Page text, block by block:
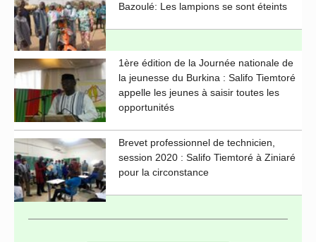
Bazoulé: Les lampions se sont éteints
1ère édition de la Journée nationale de
la jeunesse du Burkina : Salifo Tiemtoré
appelle les jeunes à saisir toutes les
opportunités
Brevet professionnel de technicien,
session 2020 : Salifo Tiemtoré à Ziniaré
pour la circonstance